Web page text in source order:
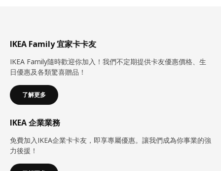
IKEA Family 宜家卡卡友
IKEA Family隨時歡迎你加入！我們不定期提供卡友優惠價格、生
日優惠及各類驚喜贈品！
了解更多
IKEA 企業業務
免費加入IKEA企業卡卡友，即享專屬優惠。讓我們成為你事業的強
力後援！